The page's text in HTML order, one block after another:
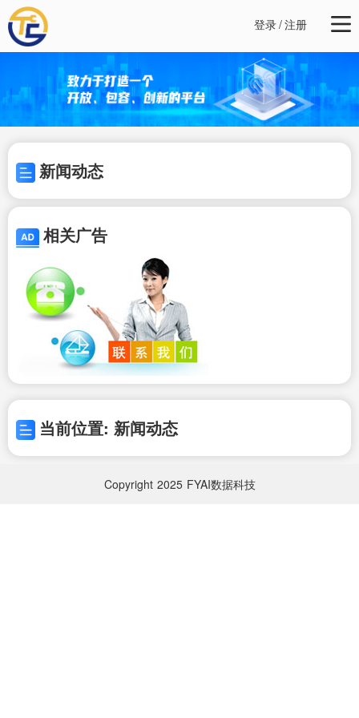
登录/注册
新闻动态
相关广告
当前位置: 新闻动态
Copyright 2025 FYAI数据科技